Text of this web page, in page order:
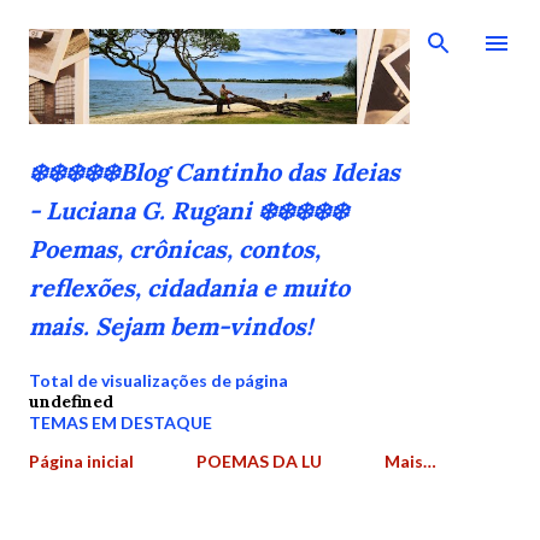
Pular para o conteúdo principal
❄️❄️❄️❄️❄️Blog Cantinho das Ideias
- Luciana G. Rugani ❄️❄️❄️❄️❄️
Poemas, crônicas, contos,
reflexões, cidadania e muito
mais. Sejam bem-vindos!
Total de visualizações de página
undefned
TEMAS EM DESTAQUE
Página inicial
POEMAS DA LU Mais…